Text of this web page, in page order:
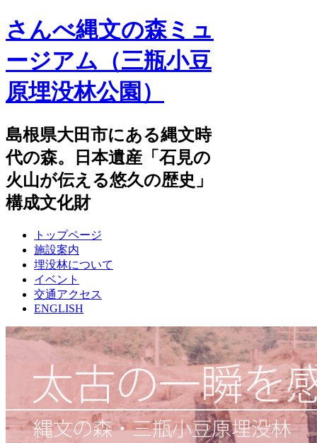
さんべ縄文の森ミュ
ージアム（三瓶小豆
原埋没林公園）
島根県大田市にある縄文時
代の森。日本遺産「石見の
火山が伝える悠久の歴史」
構成文化財
トップページ
施設案内
埋没林について
イベント
交通アクセス
ENGLISH